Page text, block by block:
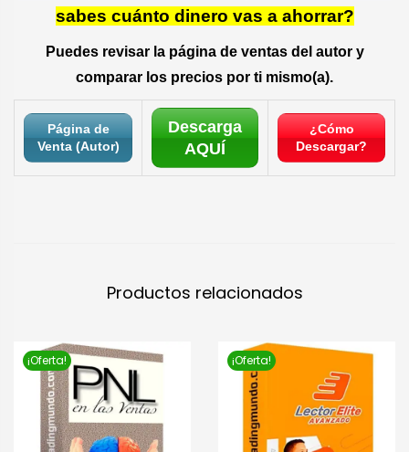
sabes cuánto dinero vas a ahorrar?
Puedes revisar la página de ventas del autor y
comparar los precios por ti mismo(a).
Página de
Venta (Autor)
Descarga
AQUÍ
¿Cómo
Descargar?
Productos relacionados
¡Oferta! ¡Oferta!